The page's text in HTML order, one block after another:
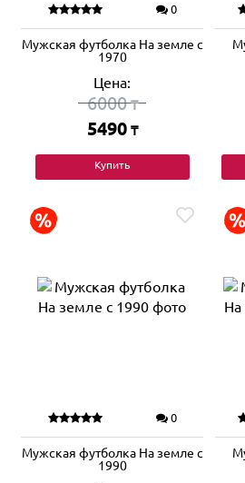
0
Мужская футболка На земле с
1970
Цена:
6000₸
5490 ₸
Купить
0
Мужская футболка На земле с
1990